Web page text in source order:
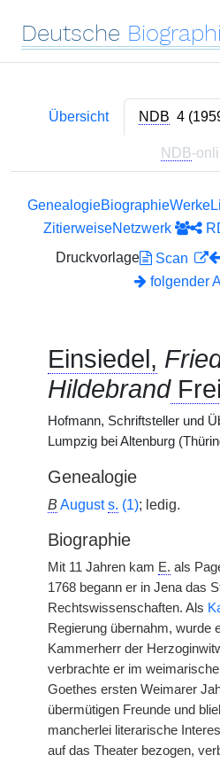
Deutsche
Übersicht NDB 4
NDB-
GenealogieBiographieWerke
ZitierweiseNetzwerk
Druckvorlage
Scan
folgender
Einsiedel,
Hildebrand
Hofmann, Schriftsteller und
Lumpzig bei Altenburg
Genealogie
B Augusts. (1); ledig.
Biographie
Mit 11 Jahren kam E. als
1768 begann er in Jena das
Rechtswissenschaften. Als
Regierung übernahm, wurde
Kammerherr der
verbrachte er im
Goethes ersten Weimarer
übermütigen Freunde und
mancherlei literarische
auf das Theater bezogen,